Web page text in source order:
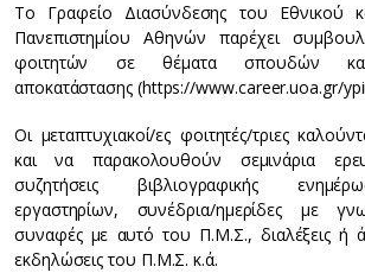
Το Γραφείο Διασύνδεσης του Εθνικού
Πανεπιστημίου Αθηνών παρέχει
φοιτητών σε θέματα σπουδών και
αποκατάστασης (https://www.career.uoa.gr/
Οι μεταπτυχιακοί/ες φοιτητές/τριες
και να παρακολουθούν σεμινάρια
συζητήσεις βιβλιογραφικής
εργαστηρίων, συνέδρια/ημερίδες με
συναφές με αυτό του Π.Μ.Σ., διαλέξεις ή
εκδηλώσεις του Π.Μ.Σ. κ.ά.